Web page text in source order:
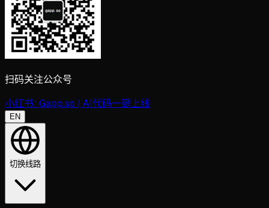
扫码关注公众号
小红书: Gapp.so | AI代码一键上线
EN
切换线路